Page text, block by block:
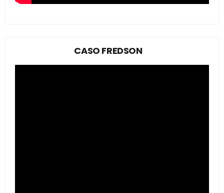
CASO FREDSON